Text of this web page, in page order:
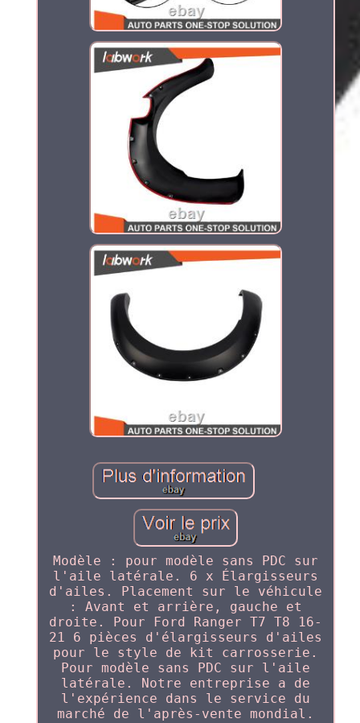
Modèle : pour modèle sans PDC sur
l'aile latérale. 6 x Élargisseurs
d'ailes. Placement sur le véhicule
: Avant et arrière, gauche et
droite. Pour Ford Ranger T7 T8 16-
21 6 pièces d'élargisseurs d'ailes
pour le style de kit carrosserie.
Pour modèle sans PDC sur l'aile
latérale. Notre entreprise a de
l'expérience dans le service du
marché de l'après-vente mondial.